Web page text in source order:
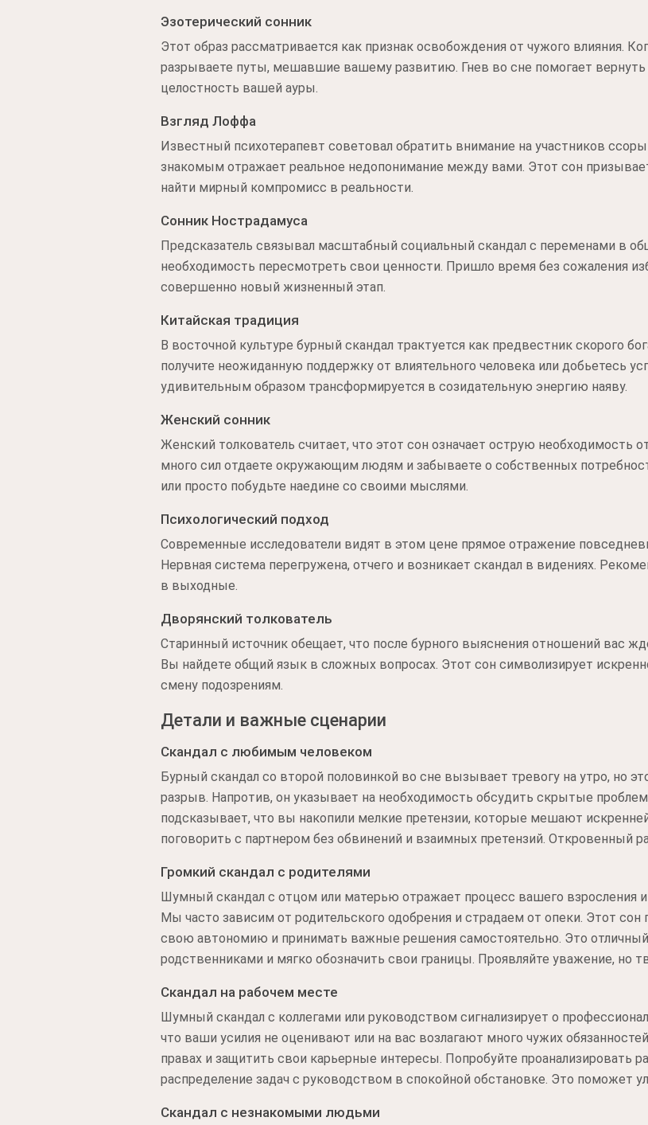
Эзотерический сонник
Этот образ рассматривается как признак освобождения от чужого влияния.
разрываете путы, мешавшие вашему развитию. Гнев во сне помогает
целостность вашей ауры.
Взгляд Лоффа
Известный психотерапевт советовал обратить внимание на участников
знакомым отражает реальное недопонимание между вами. Этот сон
найти мирный компромисс в реальности.
Сонник Нострадамуса
Предсказатель связывал масштабный социальный скандал с переменами в
необходимость пересмотреть свои ценности. Пришло время без сожаления
совершенно новый жизненный этап.
Китайская традиция
В восточной культуре бурный скандал трактуется как предвестник скорого
получите неожиданную поддержку от влиятельного человека или добьетесь
удивительным образом трансформируется в созидательную энергию наяву.
Женский сонник
Женский толкователь считает, что этот сон означает острую
много сил отдаете окружающим людям и забываете о собственных
или просто побудьте наедине со своими мыслями.
Психологический подход
Современные исследователи видят в этом цене прямое отражение
Нервная система перегружена, отчего и возникает скандал в видениях.
в выходные.
Дворянский толкователь
Старинный источник обещает, что после бурного выяснения отношений вас
Вы найдете общий язык в сложных вопросах. Этот сон символизирует
смену подозрениям.
Детали и важные сценарии
Скандал с любимым человеком
Бурный скандал со второй половинкой во сне вызывает тревогу на утро, но
разрыв. Напротив, он указывает на необходимость обсудить скрытые
подсказывает, что вы накопили мелкие претензии, которые мешают
поговорить с партнером без обвинений и взаимных претензий. Откровенный
Громкий скандал с родителями
Шумный скандал с отцом или матерью отражает процесс вашего взросления и
Мы часто зависим от родительского одобрения и страдаем от опеки. Этот
свою автономию и принимать важные решения самостоятельно. Это
родственниками и мягко обозначить свои границы. Проявляйте уважение, но
Скандал на рабочем месте
Шумный скандал с коллегами или руководством сигнализирует о
что ваши усилия не оценивают или на вас возлагают много чужих
правах и защитить свои карьерные интересы. Попробуйте проанализировать
распределение задач с руководством в спокойной обстановке. Это поможет
Скандал с незнакомыми людьми